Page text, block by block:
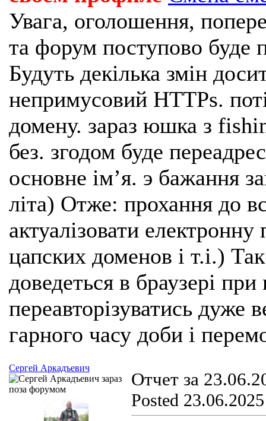
Увага, оголошення,
та форум поступово буде
Будуть декілька змін
непримусовий HTTPs.
домену. зараз юшка з
без. згодом буде
основне імʼя. э бажання
літа) Отже: прохання до
актуалізовати
цапских доменов і т.і.)
доведеться в браузері
переавторізуватись
гарного часу доби і
Отчет за
Posted
Сергей Аркадъевич